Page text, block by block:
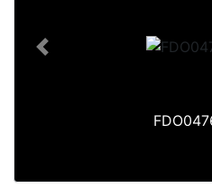
Previous